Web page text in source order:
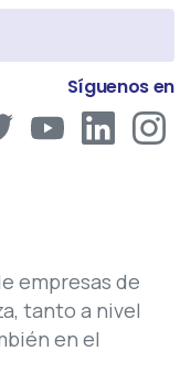
Síguenos en
empresas de
tanto a nivel
en el